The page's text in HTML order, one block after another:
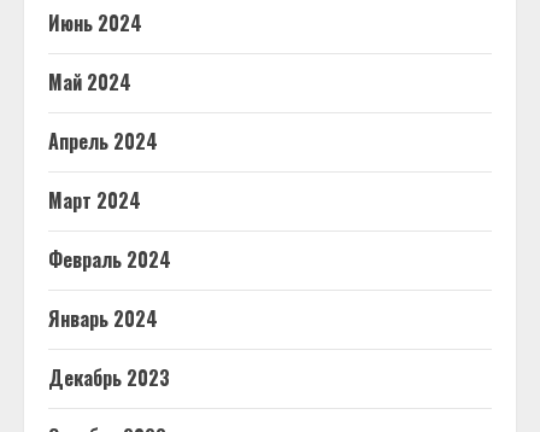
Июнь 2024
Май 2024
Апрель 2024
Март 2024
Февраль 2024
Январь 2024
Декабрь 2023